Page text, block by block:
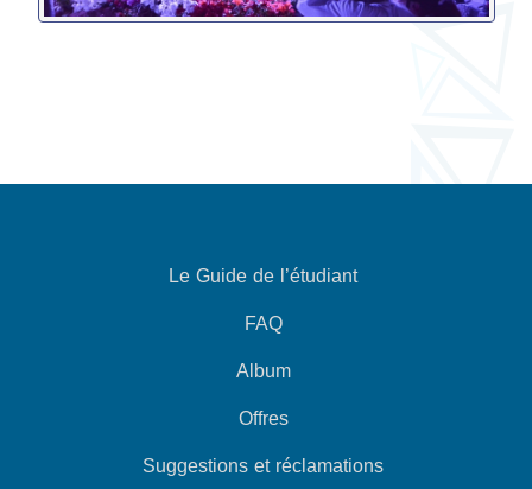
Le Guide de l’étudiant
FAQ
Album
Offres
Suggestions et réclamations